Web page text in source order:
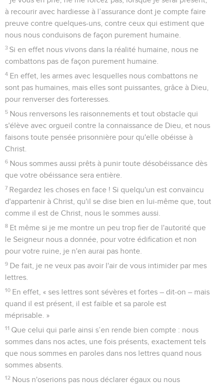
à recourir avec hardiesse à l’assurance dont je compte faire
preuve contre quelques-uns, contre ceux qui estiment que
nous nous conduisons de façon purement humaine.
3 Si en effet nous vivons dans la réalité humaine, nous ne
combattons pas de façon purement humaine.
4 En effet, les armes avec lesquelles nous combattons ne
sont pas humaines, mais elles sont puissantes, grâce à Dieu,
pour renverser des forteresses.
5 Nous renversons les raisonnements et tout obstacle qui
s'élève avec orgueil contre la connaissance de Dieu, et nous
faisons toute pensée prisonnière pour qu'elle obéisse à
Christ.
6 Nous sommes aussi prêts à punir toute désobéissance dès
que votre obéissance sera entière.
7 Regardez les choses en face ! Si quelqu'un est convaincu
d'appartenir à Christ, qu'il se dise bien en lui-même que, tout
comme il est de Christ, nous le sommes aussi.
8 Et même si je me montre un peu trop fier de l'autorité que
le Seigneur nous a donnée, pour votre édification et non
pour votre ruine, je n'en aurai pas honte.
9 De fait, je ne veux pas avoir l'air de vous intimider par mes
lettres.
10 En effet, « ses lettres sont sévères et fortes – dit-on – mais
quand il est présent, il est faible et sa parole est
méprisable. »
11 Que celui qui parle ainsi s’en rende bien compte : nous
sommes dans nos actes, une fois présents, exactement tels
que nous sommes en paroles dans nos lettres quand nous
sommes absents.
12 Nous n'oserions pas nous déclarer égaux ou nous